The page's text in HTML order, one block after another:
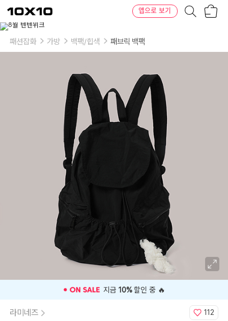
텐
바
텐
앱으로 보기
이
상
패션잡화 가방 백팩/힙색 패브릭 백팩
⭐️ 고객 평점5 인기 상품 ⭐️
라미네즈 112